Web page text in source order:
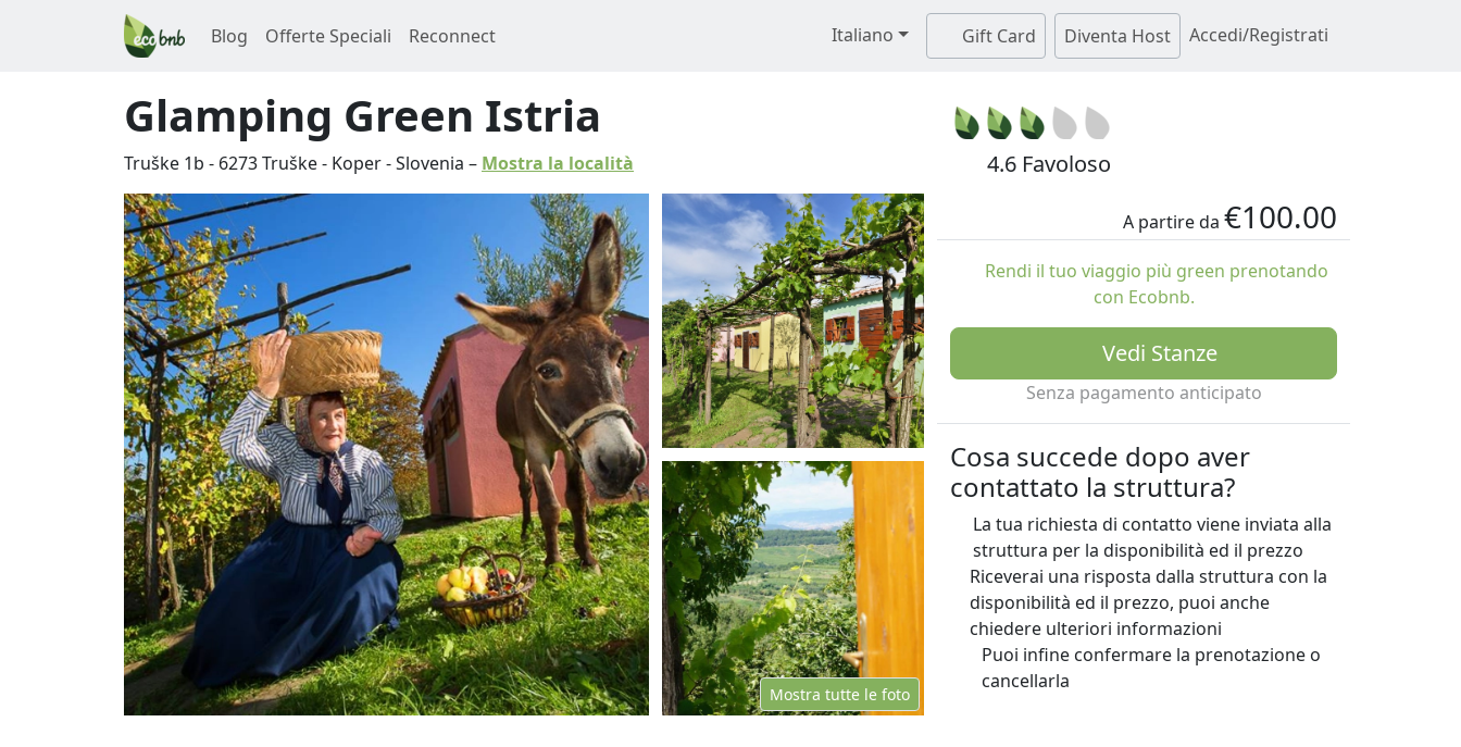
Blog Offerte Speciali Reconnect Italiano Gift Card Diventa Host Accedi/Registrati
Glamping Green Istria
Truške 1b - 6273Truške- Koper-Slovenia – Mostra la località 4.6 Favoloso
Mostra tutte le foto
A partire da €100.00
Rendi il tuo viaggio più green prenotando
con Ecobnb.
Vedi Stanze
Senza pagamento anticipato
Cosa succede dopo aver
contattato la struttura?
La tua richiesta di contatto viene inviata alla
struttura per la disponibilità ed il prezzo
Riceverai una risposta dalla struttura con la
disponibilità ed il prezzo, puoi anche
chiedere ulteriori informazioni
Puoi infine confermare la prenotazione o
cancellarla